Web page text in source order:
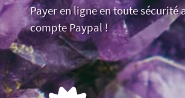
Payer en ligne en toute sécurité
compte Paypal !